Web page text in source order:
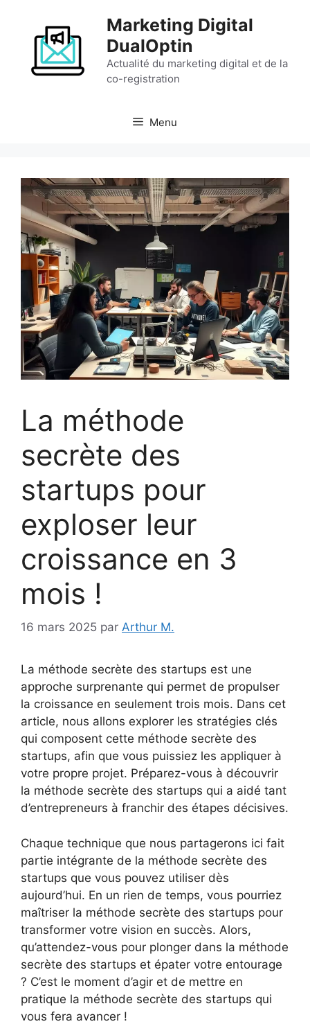
contenu
Marketing Digital
DualOptin
Actualité du marketing digital et de la
co-registration
Menu
La méthode
secrète des
startups pour
exploser leur
croissance en 3
mois !
16 mars 2025 par Arthur M.
La méthode secrète des startups est une
approche surprenante qui permet de propulser
la croissance en seulement trois mois. Dans cet
article, nous allons explorer les stratégies clés
qui composent cette méthode secrète des
startups, afin que vous puissiez les appliquer à
votre propre projet. Préparez-vous à découvrir
la méthode secrète des startups qui a aidé tant
d’entrepreneurs à franchir des étapes décisives.
Chaque technique que nous partagerons ici fait
partie intégrante de la méthode secrète des
startups que vous pouvez utiliser dès
aujourd’hui. En un rien de temps, vous pourriez
maîtriser la méthode secrète des startups pour
transformer votre vision en succès. Alors,
qu’attendez-vous pour plonger dans la méthode
secrète des startups et épater votre entourage
? C’est le moment d’agir et de mettre en
pratique la méthode secrète des startups qui
vous fera avancer !